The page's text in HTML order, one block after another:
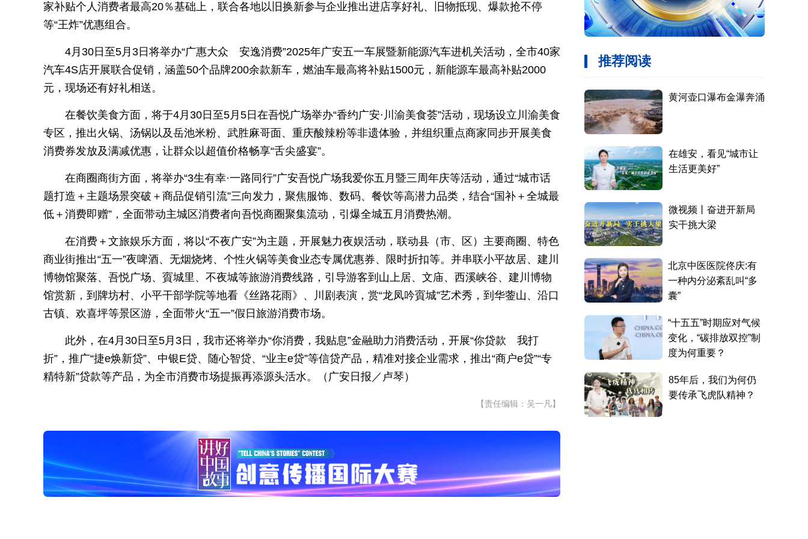
家补贴个人消费者最高20％基础上，联合各地以旧换新参与企业推出进店享好礼、旧物抵现、爆款抢不停
等“王炸”优惠组合。
4月30日至5月3日将举办“广惠大众 安逸消费”2025年广安五一车展暨新能源汽车进机关活动，全市40家
汽车4S店开展联合促销，涵盖50个品牌200余款新车，燃油车最高将补贴1500元，新能源车最高补贴2000
元，现场还有好礼相送。
在餐饮美食方面，将于4月30日至5月5日在吾悦广场举办“香约广安·川渝美食荟”活动，现场设立川渝美食
专区，推出火锅、汤锅以及岳池米粉、武胜麻哥面、重庆酸辣粉等非遗体验，并组织重点商家同步开展美食
消费券发放及满减优惠，让群众以超值价格畅享“舌尖盛宴”。
在商圈商街方面，将举办“3生有幸·一路同行”广安吾悦广场我爱你五月暨三周年庆等活动，通过“城市话
题打造＋主题场景突破＋商品促销引流”三向发力，聚焦服饰、数码、餐饮等高潜力品类，结合“国补＋全城最
低＋消费即赠”，全面带动主城区消费者向吾悦商圈聚集流动，引爆全城五月消费热潮。
在消费＋文旅娱乐方面，将以“不夜广安”为主题，开展魅力夜娱活动，联动县（市、区）主要商圈、特色
商业街推出“五一”夜啤酒、无烟烧烤、个性火锅等美食业态专属优惠券、限时折扣等。并串联小平故居、建川
博物馆聚落、吾悦广场、賨城里、不夜城等旅游消费线路，引导游客到山上居、文庙、西溪峡谷、建川博物
馆赏新，到牌坊村、小平干部学院等地看《丝路花雨》、川剧表演，赏“龙凤吟賨城”艺术秀，到华蓥山、沿口
古镇、欢喜坪等景区游，全面带火“五一”假日旅游消费市场。
此外，在4月30日至5月3日，我市还将举办“你消费，我贴息”金融助力消费活动，开展“你贷款 我打
折”，推广“捷e焕新贷”、中银E贷、随心智贷、“业主e贷”等信贷产品，精准对接企业需求，推出“商户e贷”“专
精特新”贷款等产品，为全市消费市场提振再添源头活水。（广安日报／卢琴）
【责任编辑：吴一凡】